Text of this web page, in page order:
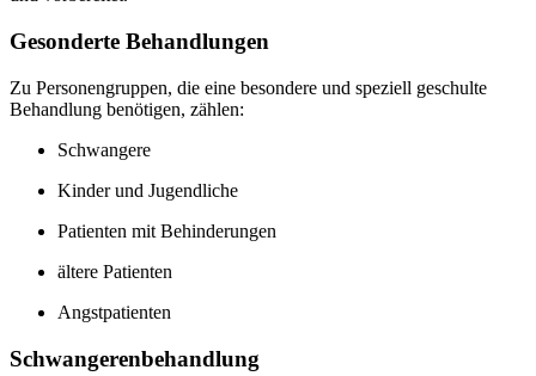
Gesonderte Behandlungen
Zu Personengruppen, die eine besondere und speziell geschulte
Behandlung benötigen, zählen:
Schwangere
Kinder und Jugendliche
Patienten mit Behinderungen
ältere Patienten
Angstpatienten
Schwangerenbehandlung